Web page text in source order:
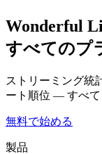
Wonderful
すべてのプ
ストリーミング統
ート順位 — すべて
無料で始める
製品